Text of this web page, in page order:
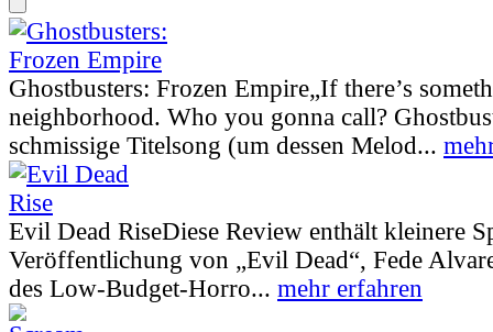
Ghostbusters: Frozen Empire„If there’s
neighborhood. Who you gonna call?
schmissige Titelsong (um dessen Melod...
Evil Dead RiseDiese Review enthält kleinere
Veröffentlichung von „Evil Dead“, Fede
des Low-Budget-Horro... mehr erfahren